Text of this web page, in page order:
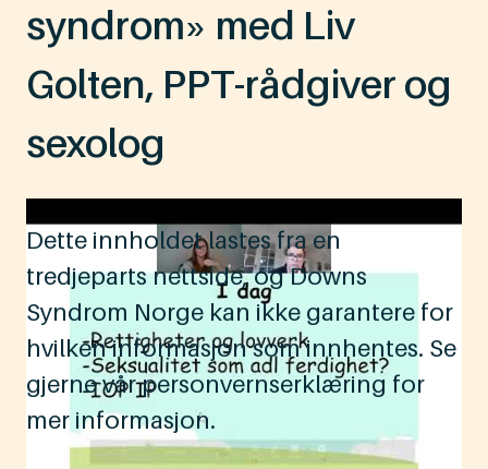
syndrom» med Liv
Golten, PPT-rådgiver og
sexolog
Dette innholdet lastes fra en
tredjeparts nettside, og Downs
Syndrom Norge kan ikke garantere for
hvilken informasjon som innhentes. Se
gjerne vår personvernserklæring for
mer informasjon.